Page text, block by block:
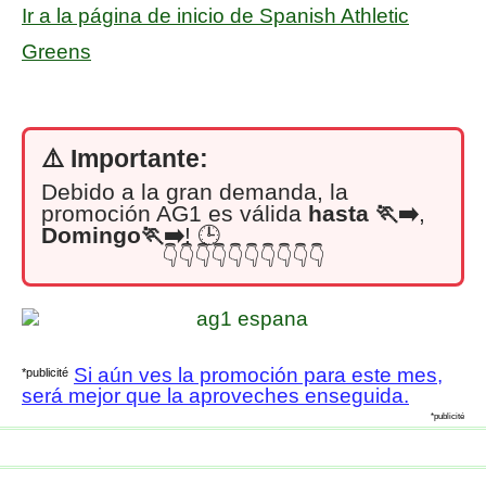
Ir a la página de inicio de Spanish Athletic
Greens
⚠️ Importante:
Debido a la gran demanda, la
promoción AG1 es válida hasta 🏃‍➡️,
Domingo🏃‍➡️! 🕒
👇👇👇👇👇👇👇👇👇👇
*publicité Si aún ves la promoción para este mes,
será mejor que la aproveches enseguida.
*publicité